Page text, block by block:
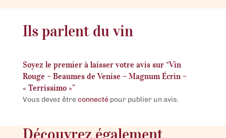
Ils parlent du vin
Soyez le premier à laisser votre avis sur “Vin
Rouge – Beaumes de Venise – Magnum Écrin –
« Terrissimo »”
Vous devez êtreconnectépour publier un avis.